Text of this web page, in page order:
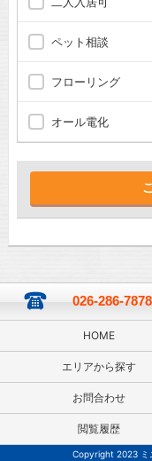
ペット相談
フローリング
オール電化
026-286-7878
HOME
エリアから探す
お問合わせ
閲覧履歴
Copyright 2023 ミ